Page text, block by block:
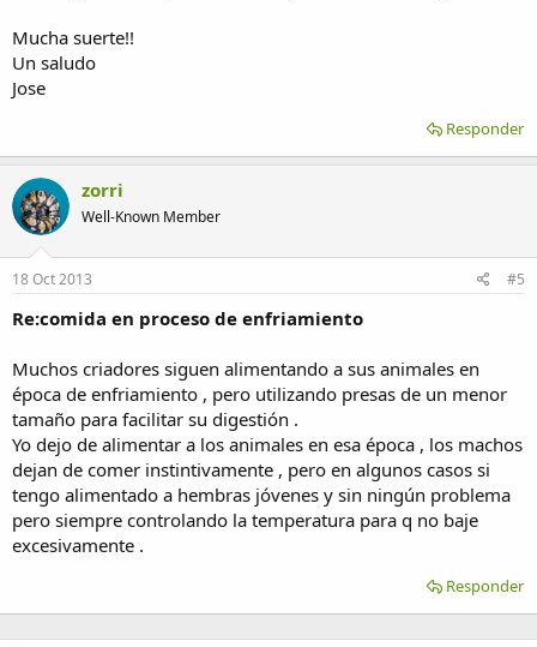
Mucha suerte!!
Un saludo
Jose
Responder
zorri
Well-Known Member
18 Oct 2013 #5
Re:comida en proceso de enfriamiento
Muchos criadores siguen alimentando a sus animales en
época de enfriamiento , pero utilizando presas de un menor
tamaño para facilitar su digestión .
Yo dejo de alimentar a los animales en esa época , los machos
dejan de comer instintivamente , pero en algunos casos si
tengo alimentado a hembras jóvenes y sin ningún problema
pero siempre controlando la temperatura para q no baje
excesivamente .
Responder